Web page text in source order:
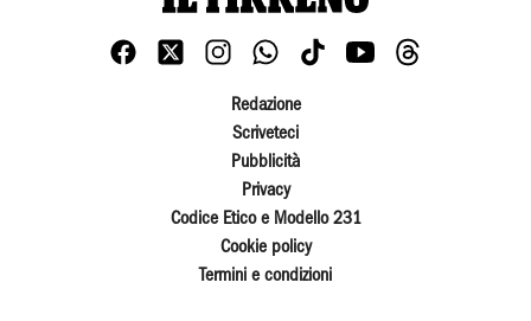
Redazione
Scriveteci
Pubblicità
Privacy
Codice Etico e Modello 231
Cookie policy
Termini e condizioni